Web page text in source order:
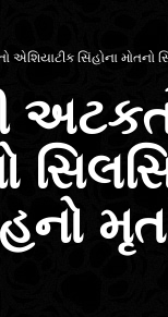
સિંહોના મોતનો